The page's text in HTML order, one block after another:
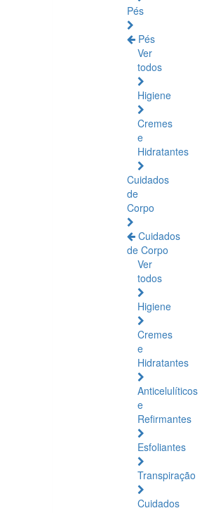
Pés
Pés
Ver
todos
Higiene
Cremes
e
Hidratantes
Cuidados
de
Corpo
Cuidados
de Corpo
Ver
todos
Higiene
Cremes
e
Hidratantes
Anticelulíticos
e
Refirmantes
Esfoliantes
Transpiração
Cuidados